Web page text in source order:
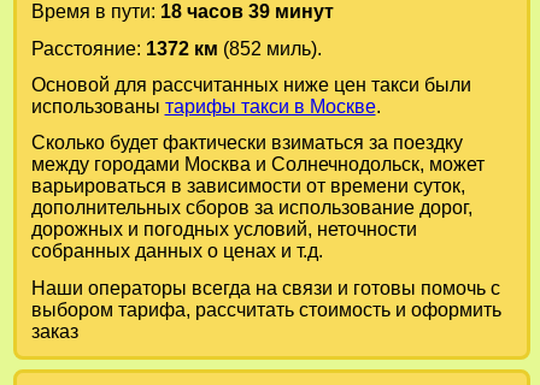
Время в пути: 18 часов 39 минут
Расстояние: 1372 км (852 миль).
Основой для рассчитанных ниже цен такси были
использованы тарифы такси в Москве.
Сколько будет фактически взиматься за поездку
между городами Москваи Солнечнодольск, может
варьироваться в зависимости от времени суток,
дополнительных сборов за использование дорог,
дорожных и погодных условий, неточности
собранных данных о ценах и т.д.
Наши операторы всегда на связи и готовы помочь с
выбором тарифа, рассчитать стоимость и оформить
заказ